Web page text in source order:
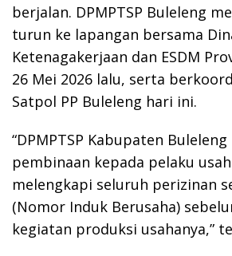
berjalan. DPMPTSP Buleleng
turun ke lapangan bersama
Ketenagakerjaan dan ESDM
26 Mei 2026 lalu, serta
Satpol PP Buleleng hari ini.
“DPMPTSP Kabupaten
pembinaan kepada pelaku
melengkapi seluruh perizinan
(Nomor Induk Berusaha)
kegiatan produksi usahanya,”